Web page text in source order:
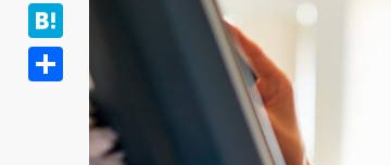
o
o
k
e
in
e
B
l
o
H